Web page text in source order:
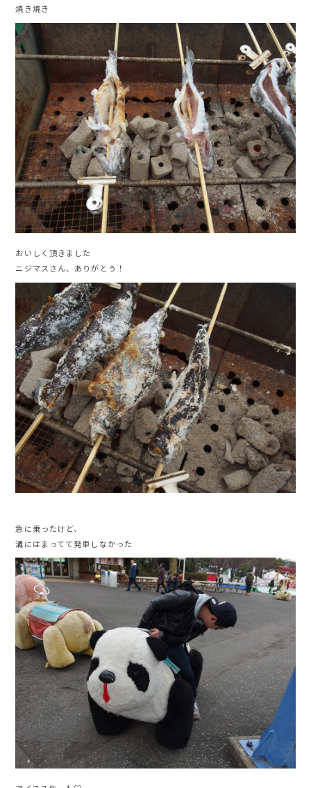
焼き焼き
おいしく頂きました
ニジマスさん、ありがとう！
急に乗ったけど、
溝にはまってて発車しなかった